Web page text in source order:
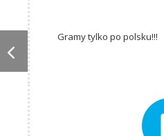
Gramy tylko po polsku!!!